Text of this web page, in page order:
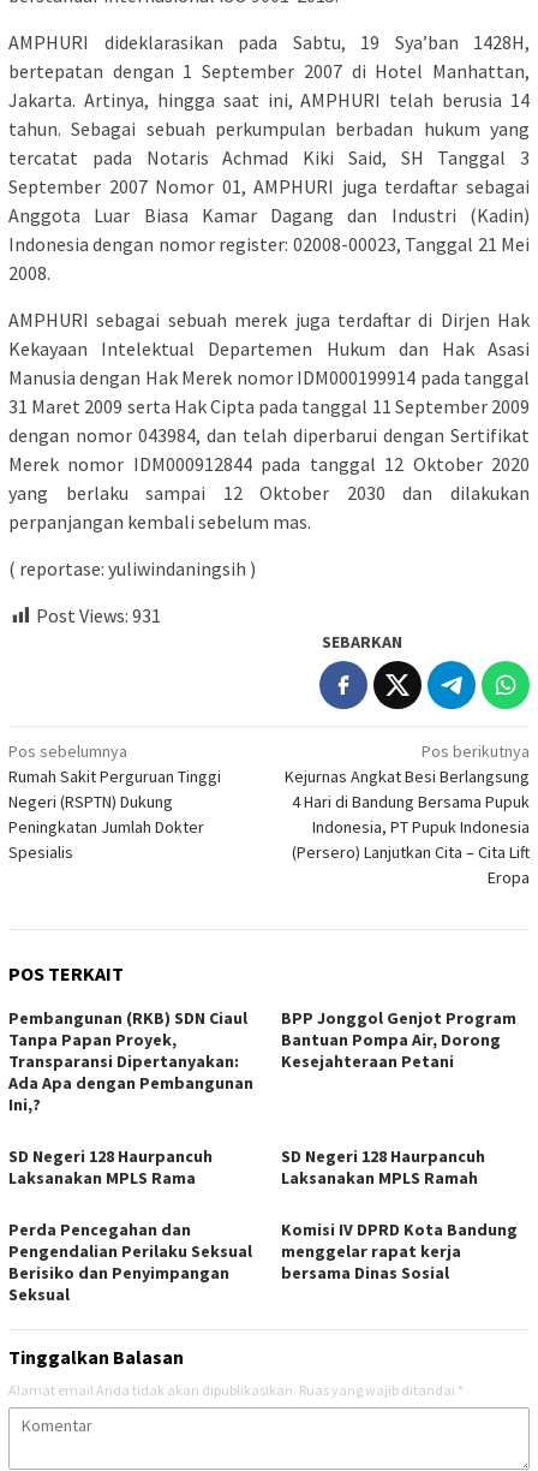
AMPHURI dideklarasikan pada Sabtu, 19 Sya’ban 1428H,
bertepatan dengan 1 September 2007 di Hotel Manhattan,
Jakarta. Artinya, hingga saat ini, AMPHURI telah berusia 14
tahun. Sebagai sebuah perkumpulan berbadan hukum yang
tercatat pada Notaris Achmad Kiki Said, SH Tanggal 3
September 2007 Nomor 01, AMPHURI juga terdaftar sebagai
Anggota Luar Biasa Kamar Dagang dan Industri (Kadin)
Indonesia dengan nomor register: 02008-00023, Tanggal 21 Mei
2008.
AMPHURI sebagai sebuah merek juga terdaftar di Dirjen Hak
Kekayaan Intelektual Departemen Hukum dan Hak Asasi
Manusia dengan Hak Merek nomor IDM000199914 pada tanggal
31 Maret 2009 serta Hak Cipta pada tanggal 11 September 2009
dengan nomor 043984, dan telah diperbarui dengan Sertifikat
Merek nomor IDM000912844 pada tanggal 12 Oktober 2020
yang berlaku sampai 12 Oktober 2030 dan dilakukan
perpanjangan kembali sebelum mas.
( reportase: yuliwindaningsih )
Post Views: 931
SEBARKAN
Navigasi
pos
Pos sebelumnya
Rumah Sakit Perguruan Tinggi
Negeri (RSPTN) Dukung
Peningkatan Jumlah Dokter
Spesialis
Pos berikutnya
Kejurnas Angkat Besi Berlangsung
4 Hari di Bandung Bersama Pupuk
Indonesia, PT Pupuk Indonesia
(Persero) Lanjutkan Cita – Cita Lift
Eropa
POS TERKAIT
Pembangunan (RKB) SDN Ciaul
Tanpa Papan Proyek,
Transparansi Dipertanyakan:
Ada Apa dengan Pembangunan
Ini,?
BPP Jonggol Genjot Program
Bantuan Pompa Air, Dorong
Kesejahteraan Petani
SD Negeri 128 Haurpancuh
Laksanakan MPLS Rama
SD Negeri 128 Haurpancuh
Laksanakan MPLS Ramah
Perda Pencegahan dan
Pengendalian Perilaku Seksual
Berisiko dan Penyimpangan
Seksual
Komisi IV DPRD Kota Bandung
menggelar rapat kerja
bersama Dinas Sosial
Tinggalkan Balasan
Alamat email Anda tidak akan dipublikasikan. Ruas yang wajib ditandai *